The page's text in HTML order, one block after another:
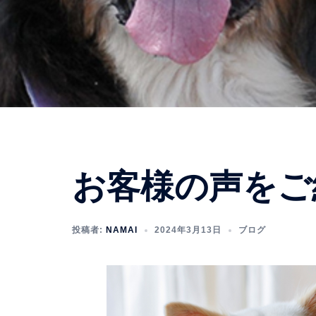
お客様の声を
投稿者: NAMAI 2024年3月13日 ブログ